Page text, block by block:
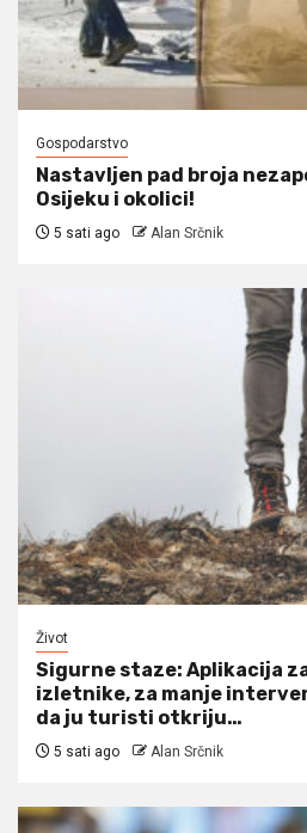
Gospodarstvo
Nastavljen pad broja
Osijeku i okolici!
5 sati ago Alan Srčnik
Život
Sigurne staze: Aplikacija
izletnike, za manje
da ju turisti otkriju…
5 sati ago Alan Srčnik